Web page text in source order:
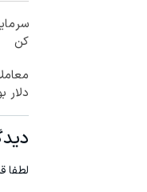
کن
دلار
لطفا